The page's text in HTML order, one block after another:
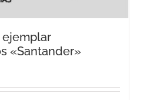
«Santander»